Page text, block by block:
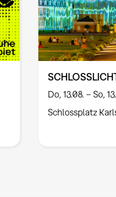
Do, 13.08. – So,
Schlossplatz